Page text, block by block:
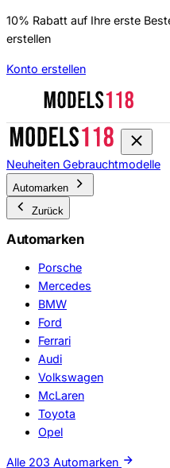
10% Rabatt auf Ihre erste
erstellen
Konto erstellen
Neuheiten Gebrauchtmodelle
Automarken
Zurück
Automarken
Porsche
Mercedes
BMW
Ford
Ferrari
Audi
Volkswagen
McLaren
Toyota
Opel
Alle 203 Automarken